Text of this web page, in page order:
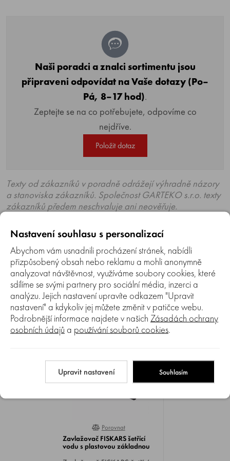
Naši poradci a znalci sortimentu jsou
připraveni odpovídat na Vaše dotazy (Po–
Pá, 8–17 hod).
Zeptejte se na co potřebujete, odpovíme co
nejdříve.
Položit dotaz
Texty od zákazníků v poradně odrážejí výhradně názory
a stanoviska zákazníků. Společnost GARTEKO s.r.o. texty
zákazníků předem neschvaluje ani neověřuje.
Zatím zde nejsou žádné dotazy. Buďte první, kdo se zeptá!
NAPOSLEDY ZOBRAZENÉ
0%
Porovnat
Zavlažovač FISKARS šetřící
vodu s plastovou základnou
Nastavení souhlasu s personalizací
Abychom vám usnadnili procházení stránek, nabídli
přizpůsobený obsah nebo reklamu a mohli anonymně
analyzovat návštěvnost, využíváme soubory cookies, které
sdílíme se svými partnery pro sociální média, inzerci a
analýzu. Jejich nastavení upravíte odkazem "Upravit
nastavení" a kdykoliv jej můžete změnit v patičce webu.
Podrobnější informace najdete v našich Zásadách ochrany
osobních údajů a používání souborů cookies.
Upravit nastavení Souhlasím